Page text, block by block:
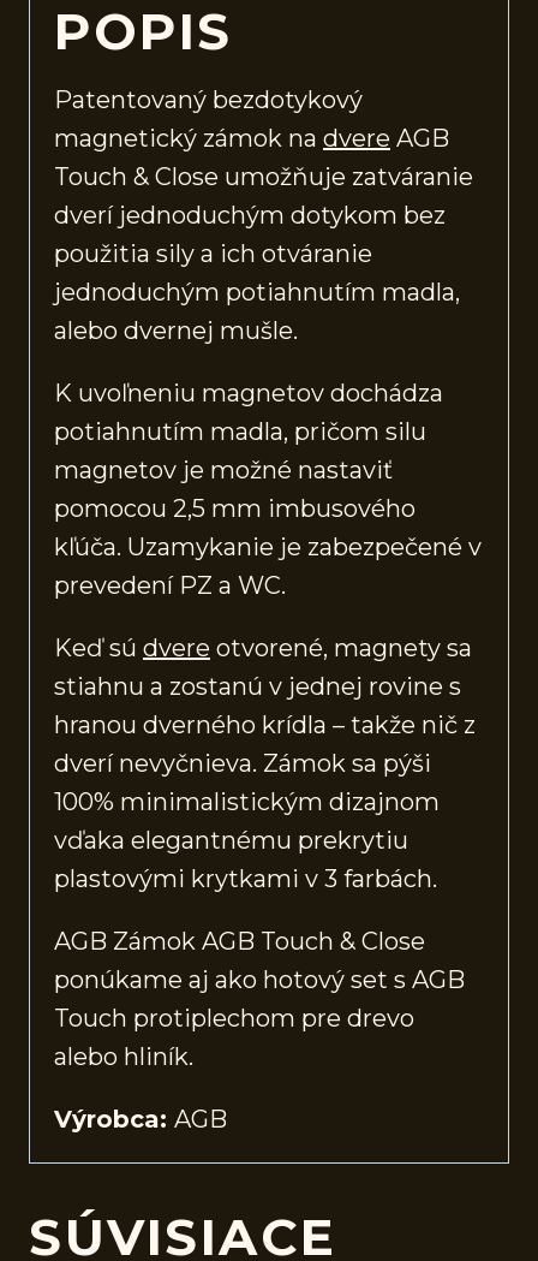
POPIS
Patentovaný bezdotykový
magnetický zámok na dvere AGB
Touch & Close umožňuje zatváranie
dverí jednoduchým dotykom bez
použitia sily a ich otváranie
jednoduchým potiahnutím madla,
alebo dvernej mušle.
K uvoľneniu magnetov dochádza
potiahnutím madla, pričom silu
magnetov je možné nastaviť
pomocou 2,5 mm imbusového
kľúča. Uzamykanie je zabezpečené v
prevedení PZ a WC.
Keď sú dvere otvorené, magnety sa
stiahnu a zostanú v jednej rovine s
hranou dverného krídla – takže nič z
dverí nevyčnieva. Zámok sa pýši
100% minimalistickým dizajnom
vďaka elegantnému prekrytiu
plastovými krytkami v 3 farbách.
AGB Zámok AGB Touch & Close
ponúkame aj ako hotový set s AGB
Touch protiplechom pre drevo
alebo hliník.
Výrobca: AGB
SÚVISIACE